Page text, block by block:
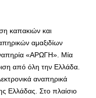
καπακιών και
αμαξιδίων
«ΑΡΩΓΗ». Μία
από όλη την Ελλάδα.
αναπηρικά
Ελλάδας. Στο πλαίσιο